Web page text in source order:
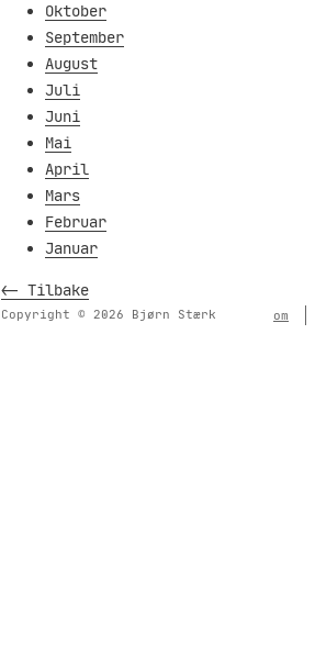
Oktober
September
August
Juli
Juni
Mai
April
Mars
Februar
Januar
<- Tilbake
Copyright © 2026 Bjørn Stærk om